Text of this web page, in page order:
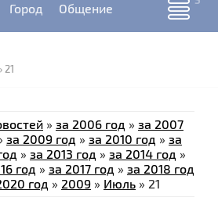
Город Общение
21
» за 2006 год » за 2007
за 2009 год » за 2010 год » за
» за 2013 год » за 2014 год »
год » за 2017 год » за 2018 год
год » 2009 » Июль » 21